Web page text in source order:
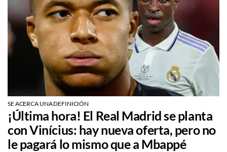
SE ACERCA UNA DEFINICIÓN
¡Última hora! El Real Madrid se planta
con Vinícius: hay nueva oferta, pero no
le pagará lo mismo que a Mbappé